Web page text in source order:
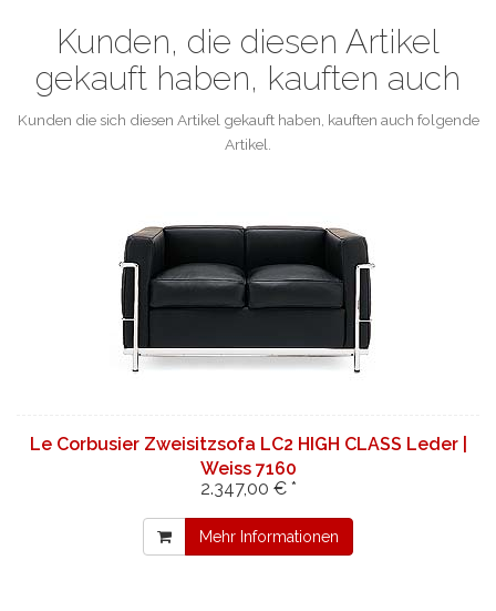
Kunden, die diesen Artikel
gekauft haben, kauften auch
Kunden die sich diesen Artikel gekauft haben, kauften auch folgende
Artikel.
Le Corbusier Zweisitzsofa LC2 HIGH CLASS Leder |
Weiss 7160
2.347,00 € *
Mehr Informationen